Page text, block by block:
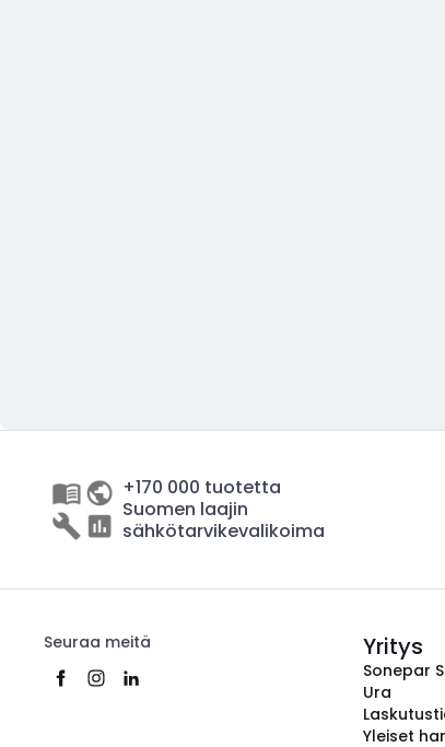
+170 000 tuotetta
Suomen laajin
sähkötarvikevalikoima
Seuraa meitä Yritys
Sonepar
Ura
Yleiset